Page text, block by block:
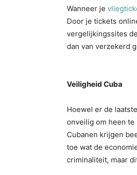
Wanneer je
Door je tickets
vergelijkingssites
dan van verzekerd
Veiligheid Cuba
Hoewel er de
onveilig om heen te
Cubanen krijgen
toe wat de
criminaliteit, maar